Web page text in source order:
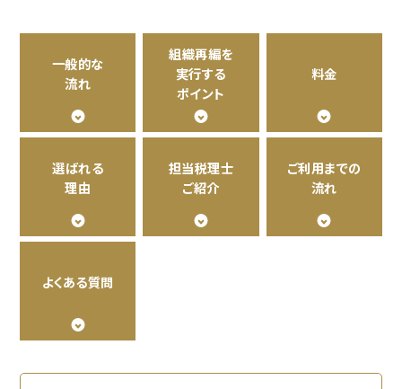
一般的な
流れ
組織再編を
実行する
ポイント
料金
選ばれる
理由
担当税理士
ご紹介
ご利用までの
流れ
よくある質問